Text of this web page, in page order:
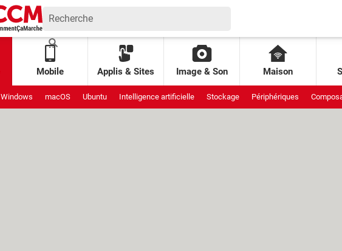
Mobile Applis & Sites Image & Son Maison
Windows macOS Ubuntu Intelligence artificielle Stockage Périphériques